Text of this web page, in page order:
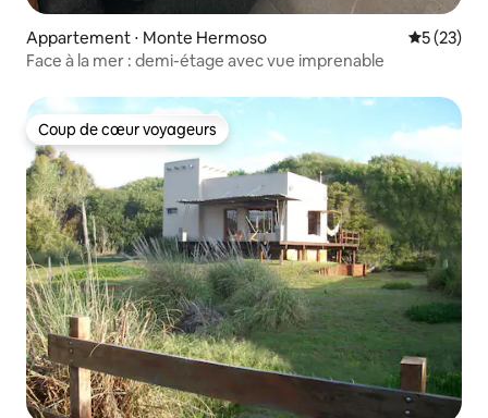
Appartement ⋅ Monte Hermoso
5 (23)
Face à la mer : demi-étage avec vue imprenable
Coup de cœur voyageurs
Coup de cœur voyageurs